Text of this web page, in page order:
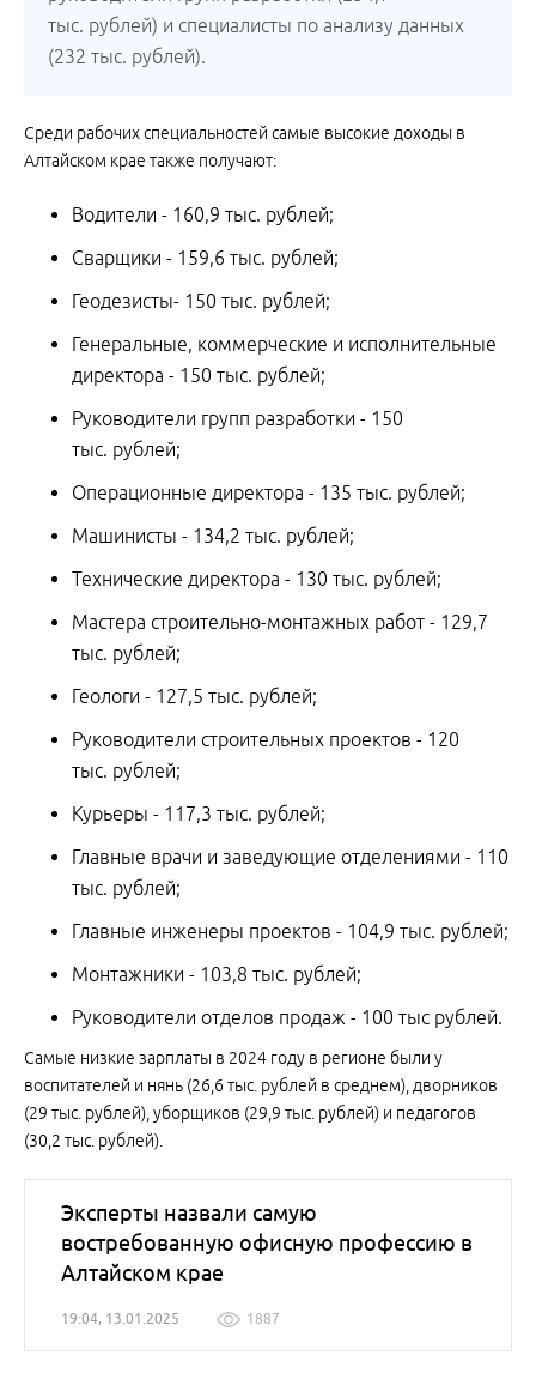
тыс. рублей) и специалисты по анализу данных
(232 тыс. рублей).
Среди рабочих специальностей самые высокие доходы в
Алтайском крае также получают:
Водители - 160,9 тыс. рублей;
Сварщики - 159,6 тыс. рублей;
Геодезисты- 150 тыс. рублей;
Генеральные, коммерческие и исполнительные
директора - 150 тыс. рублей;
Руководители групп разработки - 150
тыс. рублей;
Операционные директора - 135 тыс. рублей;
Машинисты - 134,2 тыс. рублей;
Технические директора - 130 тыс. рублей;
Мастера строительно-монтажных работ - 129,7
тыс. рублей;
Геологи - 127,5 тыс. рублей;
Руководители строительных проектов - 120
тыс. рублей;
Курьеры - 117,3 тыс. рублей;
Главные врачи и заведующие отделениями - 110
тыс. рублей;
Главные инженеры проектов - 104,9 тыс. рублей;
Монтажники - 103,8 тыс. рублей;
Руководители отделов продаж - 100 тыс рублей.
Самые низкие зарплаты в 2024 году в регионе были у
воспитателей и нянь (26,6 тыс. рублей в среднем), дворников
(29 тыс. рублей), уборщиков (29,9 тыс. рублей) и педагогов
(30,2 тыс. рублей).
Эксперты назвали самую
востребованную офисную профессию в
Алтайском крае
19:04, 13.01.2025 1887